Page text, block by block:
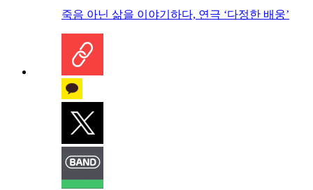
죽음 아닌 삶을 이야기하다, 연극 ‘다정한 배웅’